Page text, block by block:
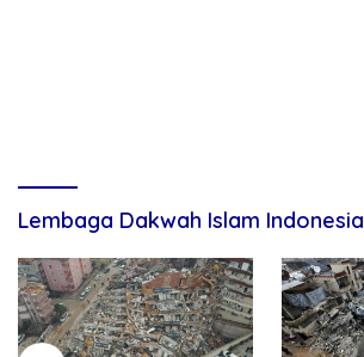
Lembaga Dakwah Islam Indonesia